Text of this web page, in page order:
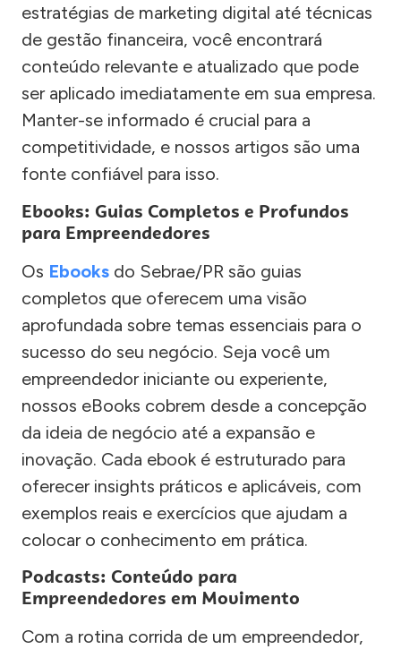
estratégias de marketing digital até técnicas
de gestão financeira, você encontrará
conteúdo relevante e atualizado que pode
ser aplicado imediatamente em sua empresa.
Manter-se informado é crucial para a
competitividade, e nossos artigos são uma
fonte confiável para isso.
Ebooks: Guias Completos e Profundos
para Empreendedores
Os Ebooks do Sebrae/PR são guias
completos que oferecem uma visão
aprofundada sobre temas essenciais para o
sucesso do seu negócio. Seja você um
empreendedor iniciante ou experiente,
nossos eBooks cobrem desde a concepção
da ideia de negócio até a expansão e
inovação. Cada ebook é estruturado para
oferecer insights práticos e aplicáveis, com
exemplos reais e exercícios que ajudam a
colocar o conhecimento em prática.
Podcasts: Conteúdo para
Empreendedores em Movimento
Com a rotina corrida de um empreendedor,